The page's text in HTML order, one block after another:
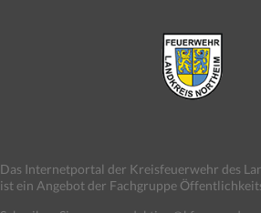
Das Internetportal der Kreisfeuerwehr des
ist ein Angebot der Fachgruppe